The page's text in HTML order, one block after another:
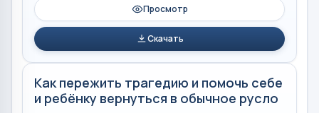
Просмотр
Скачать
Как пережить трагедию и помочь себе
и ребёнку вернуться в обычное русло